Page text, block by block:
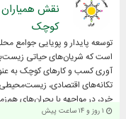
نقش
کوچک
توسعه پایدار و پویایی جوامع
است که شریان‌های حیاتی
آوری کسب و کارهای کوچک به
تکانه‌های اقتصادی،
خرد، در مواجهه با بحران‌های
۱ روز و ۱۴ ساعت پیش